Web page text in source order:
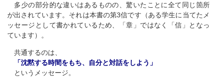
多少の部分的な違いはあるものの、驚いたことに全て同じ箇所
が出されています。それは本書の第3信です（ある学生に当てたメ
ッセージとして書かれているため、「章」ではなく「信」となっ
ています）。
共通するのは、
「沈黙する時間をもち、自分と対話をしよう」
というメッセージ。